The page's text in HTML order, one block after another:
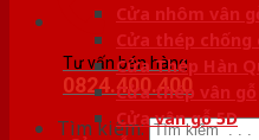
Tư vấn bán hàng
0824.400.400
Tìm kiếm:
Cửa nhôm vân
Cửa thép chống
Cửa Thép Hàn
Cửa thép vân gỗ
Cửa vân gỗ 5D